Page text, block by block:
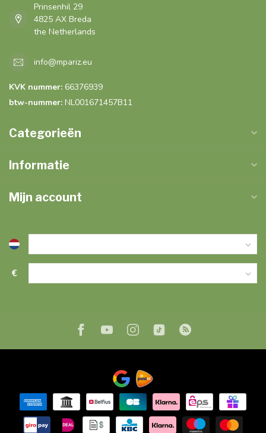
Prinsenhil 29
4825 AX Breda
the Netherlands
info@mpariz.eu
KVK nummer: 66376939
btw-nummer: NL001671457B11
Categorieën
Informatie
Mijn account
€